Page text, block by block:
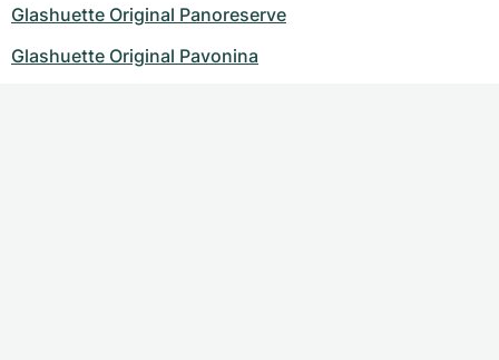
Glashuette Original Panoreserve
Glashuette Original Pavonina